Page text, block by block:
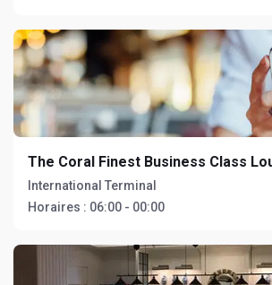
The Coral Finest Business Class
International Terminal
Horaires : 06:00 - 00:00